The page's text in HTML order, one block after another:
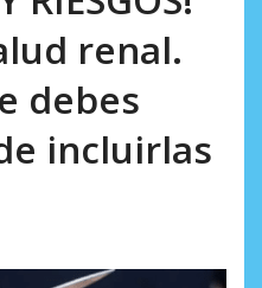
renal.
debes
incluirlas